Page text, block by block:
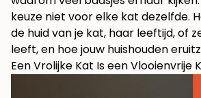
keuze niet voor elke kat dezelfde.
de huid van je kat, haar leeftijd, of
leeft, en hoe jouw huishouden
Een Vrolijke Kat Is een Vlooienvrije